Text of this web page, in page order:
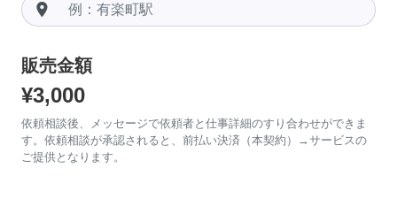
room
販売金額
¥3,000
依頼相談後、メッセージで依頼者と仕事詳細のすり合わせができま
す。依頼相談が承認されると、前払い決済（本契約）→サービスの
ご提供となります。